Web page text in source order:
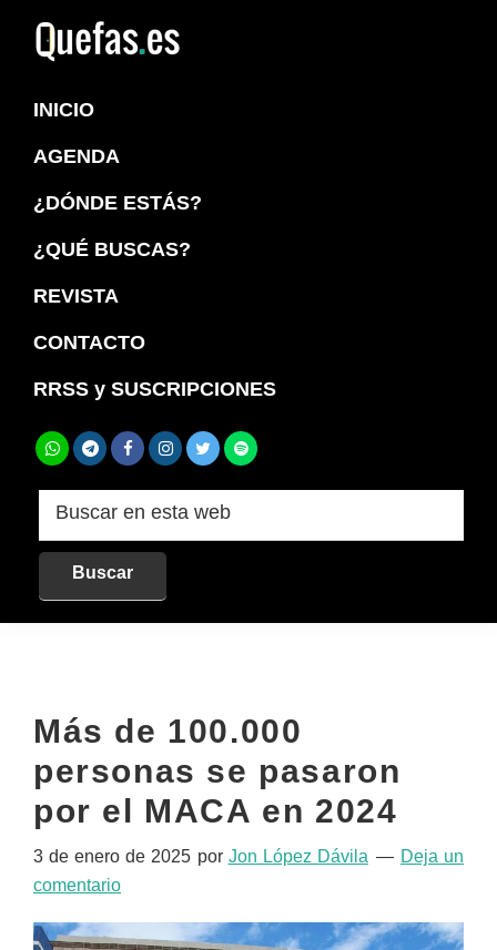
navegación
principal
principal
INICIO
AGENDA
¿DÓNDE ESTÁS?
¿QUÉ BUSCAS?
REVISTA
CONTACTO
RRSS y SUSCRIPCIONES
Buscar
web
Más de 100.000
personas se pasaron
por el MACA en 2024
3 de enero de 2025 por Jon López Dávila
Deja un
comentario